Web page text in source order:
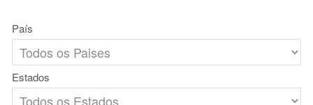
País
Estados